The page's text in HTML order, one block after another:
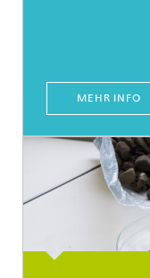
MEHR INFO